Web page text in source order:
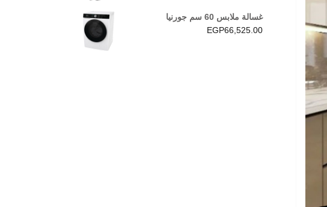
غسالة ملابس 60 سم جورنيا
EGP66,525.00